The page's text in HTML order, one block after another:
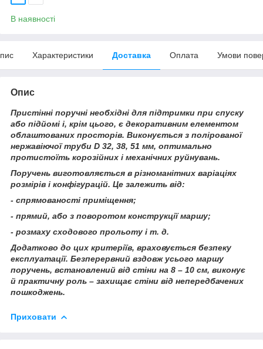
В наявності
Характеристики Доставка Оплата Умови
Опис
Пристінні поручні необхідні для підтримки при спуску
або підйомі і, крім цього, є декоративним елементом
облаштованих просторів. Виконується з полірованої
нержавіючої труби D 32, 38, 51 мм, оптимально
протистоїть корозійних і механічних руйнувань.
Поручень виготовляється в різноманітних варіаціях
розмірів і конфігурацій. Це залежить від:
- спрямованості приміщення;
- прямий, або з поворотом конструкції маршу;
- розмаху сходового прольоту і т. д.
Додатково до цих критеріїв, враховується безпеку
експлуатації. Безперервний вздовж усього маршу
поручень, встановлений від стіни на 8 – 10 см, виконує
й практичну роль – захищає стіни від непередбачених
пошкоджень.
Приховати